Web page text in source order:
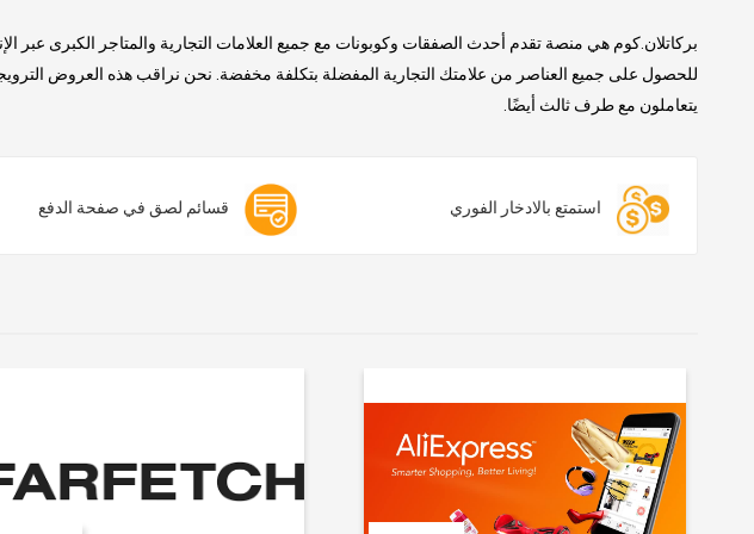
بركاتلان.كوم هي منصة تقدم أحدث الصفقات وكوبونات مع جميع العلامات التجارية والمتاجر الكبرى
للحصول على جميع العناصر من علامتك التجارية المفضلة بتكلفة مخفضة. نحن نراقب هذه العروض
يتعاملون مع طرف ثالث أيضًا.
قسائم لصق في صفحة الدفع استمتع بالادخار الفوري